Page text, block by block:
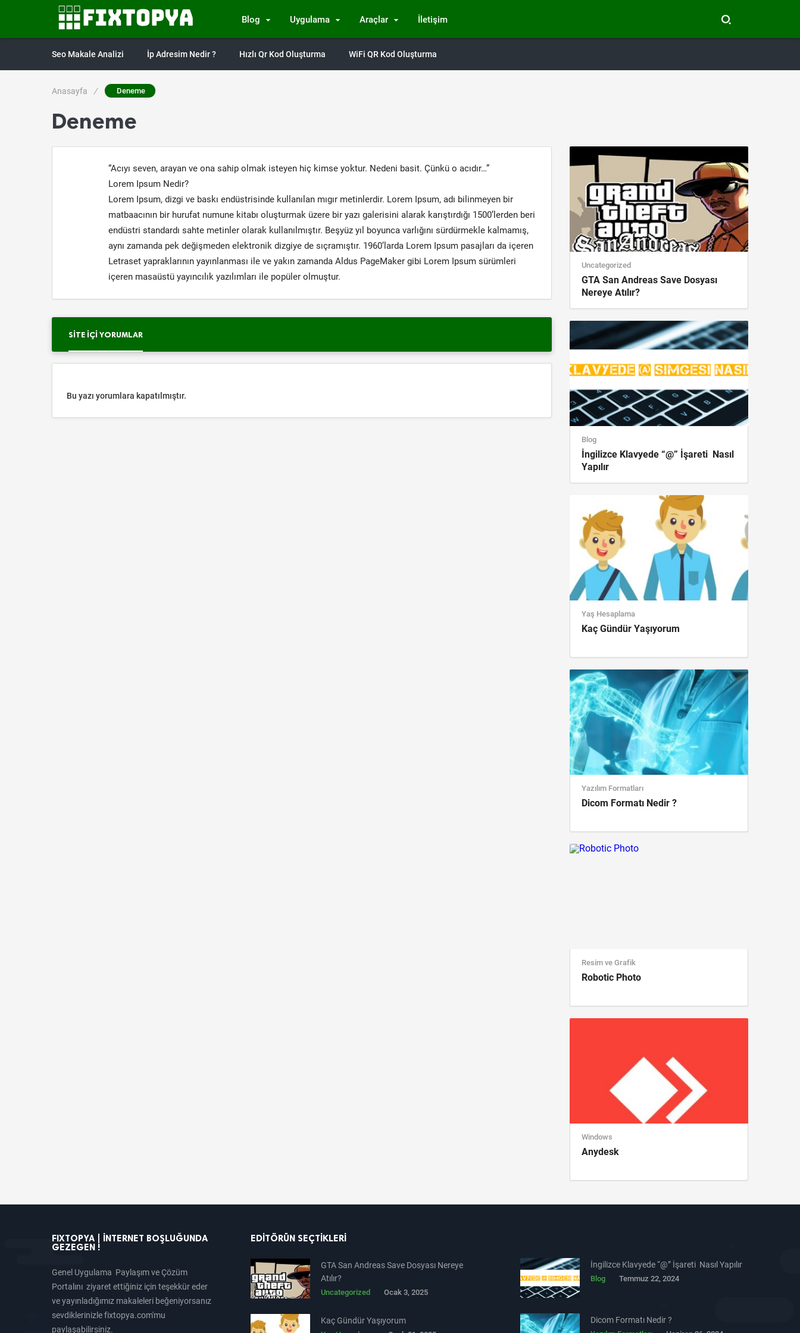
Blog Uygulama Araçlar İletişim
Seo Makale Analizi İp Adresim Nedir ? Hızlı Qr Kod Oluşturma WiFi QR Kod Oluşturma
Anasayfa / Deneme
Deneme
“Acıyı seven, arayan ve ona sahip olmak isteyen hiç kimse yoktur. Nedeni basit. Çünkü o acıdır…”
Lorem Ipsum Nedir?
Lorem Ipsum, dizgi ve baskı endüstrisinde kullanılan mıgır metinlerdir. Lorem Ipsum, adı bilinmeyen bir
matbaacının bir hurufat numune kitabı oluşturmak üzere bir yazı galerisini alarak karıştırdığı 1500’lerden beri
endüstri standardı sahte metinler olarak kullanılmıştır. Beşyüz yıl boyunca varlığını sürdürmekle kalmamış,
aynı zamanda pek değişmeden elektronik dizgiye de sıçramıştır. 1960’larda Lorem Ipsum pasajları da içeren
Letraset yapraklarının yayınlanması ile ve yakın zamanda Aldus PageMaker gibi Lorem Ipsum sürümleri
içeren masaüstü yayıncılık yazılımları ile popüler olmuştur.
SITE İÇI YORUMLAR
Bu yazı yorumlara kapatılmıştır.
Uncategorized
GTA San Andreas Save Dosyası
Nereye Atılır?
Blog
İngilizce Klavyede “@” İşareti Nasıl
Yapılır
Yaş Hesaplama
Kaç Gündür Yaşıyorum
Yazılım Formatları
Dicom Formatı Nedir ?
Resim ve Grafik
Robotic Photo
Windows
Anydesk
FIXTOPYA | İNTERNET BOŞLUĞUNDA
GEZEGEN !
Genel Uygulama Paylaşım ve Çözüm
Portalını ziyaret ettiğiniz için teşekkür eder
ve yayınladığımız makaleleri beğeniyorsanız
sevdiklerinizle fixtopya.com'mu
paylaşabilirsiniz.
EDITÖRÜN SEÇTIKLERI
GTA San Andreas Save Dosyası Nereye
Atılır?
Uncategorized Ocak 3, 2025
İngilizce Klavyede “@” İşareti Nasıl Yapılır
Blog Temmuz 22, 2024
Kaç Gündür Yaşıyorum Dicom Formatı Nedir ?